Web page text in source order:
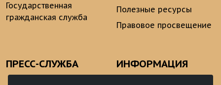
Государственная
гражданская служба
Полезные ресурсы
Правовое просвещение
ПРЕСС-СЛУЖБА ИНФОРМАЦИЯ